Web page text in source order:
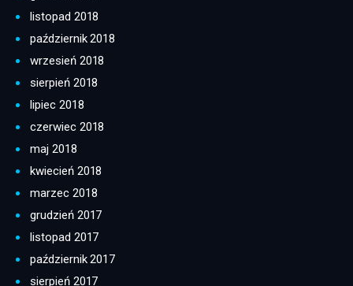
listopad 2018
październik 2018
wrzesień 2018
sierpień 2018
lipiec 2018
czerwiec 2018
maj 2018
kwiecień 2018
marzec 2018
grudzień 2017
listopad 2017
październik 2017
sierpień 2017